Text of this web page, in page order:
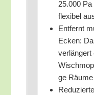
25.000
fle­xi­bel
Ent­fernt
Ecken:
ver­län­gert
ge